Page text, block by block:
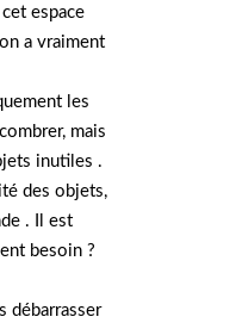
espace
a vraiment
les
mais
inutiles .
des objets,
. Il est
besoin ?
débarrasser